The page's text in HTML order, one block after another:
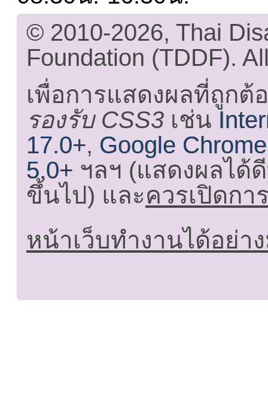
© 2010-2026, Thai
Foundation (TDDF).
เพื่อการแสดงผลที่ถูกต้
รองรับ CSS3 เช่น
17.0+, Google
5.0+ ฯลฯ (แสดงผลได้
ขึ้นไป) และควรเปิดกา
หน้าเว็บทำงานได้อย่า